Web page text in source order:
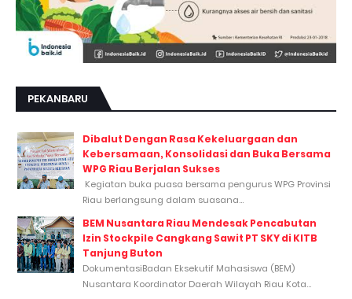
PEKANBARU
Dibalut Dengan Rasa Kekeluargaan dan
Kebersamaan, Konsolidasi dan Buka Bersama
WPG Riau Berjalan Sukses
Kegiatan buka puasa bersama pengurus WPG Provinsi
Riau berlangsung dalam suasana...
BEM Nusantara Riau Mendesak Pencabutan
Izin Stockpile Cangkang Sawit PT SKY di KITB
Tanjung Buton
DokumentasiBadan Eksekutif Mahasiswa (BEM)
Nusantara Koordinator Daerah Wilayah Riau Kota...